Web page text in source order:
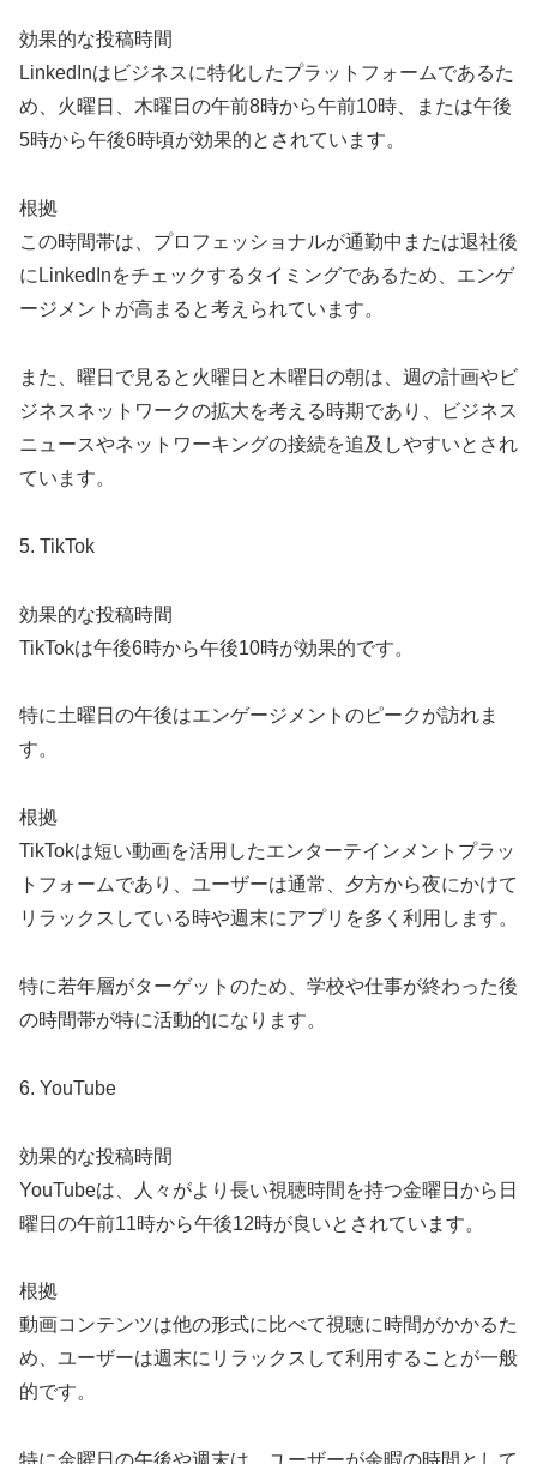
効果的な投稿時間
LinkedInはビジネスに特化したプラットフォームであるた
め、火曜日、木曜日の午前8時から午前10時、または午後
5時から午後6時頃が効果的とされています。
根拠
この時間帯は、プロフェッショナルが通勤中または退社後
にLinkedInをチェックするタイミングであるため、エンゲ
ージメントが高まると考えられています。
また、曜日で見ると火曜日と木曜日の朝は、週の計画やビ
ジネスネットワークの拡大を考える時期であり、ビジネス
ニュースやネットワーキングの接続を追及しやすいとされ
ています。
5. TikTok
効果的な投稿時間
TikTokは午後6時から午後10時が効果的です。
特に土曜日の午後はエンゲージメントのピークが訪れま
す。
根拠
TikTokは短い動画を活用したエンターテインメントプラッ
トフォームであり、ユーザーは通常、夕方から夜にかけて
リラックスしている時や週末にアプリを多く利用します。
特に若年層がターゲットのため、学校や仕事が終わった後
の時間帯が特に活動的になります。
6. YouTube
効果的な投稿時間
YouTubeは、人々がより長い視聴時間を持つ金曜日から日
曜日の午前11時から午後12時が良いとされています。
根拠
動画コンテンツは他の形式に比べて視聴に時間がかかるた
め、ユーザーは週末にリラックスして利用することが一般
的です。